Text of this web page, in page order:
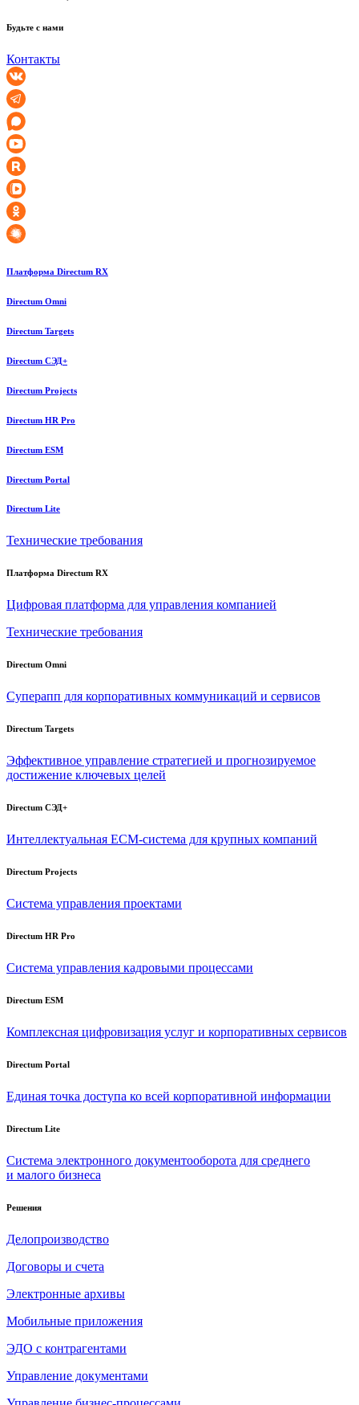
Будьте с нами
Контакты
Платформа Directum RX
Directum Omni
Directum Targets
Directum СЭД+
Directum Projects
Directum HR Pro
Directum ESM
Directum Portal
Directum Lite
Технические требования
Платформа Directum RX
Цифровая платформа для управления компанией
Технические требования
Directum Omni
Суперапп для корпоративных коммуникаций и сервисов
Directum Targets
Эффективное управление стратегией и прогнозируемое
достижение ключевых целей
Directum СЭД+
Интеллектуальная ECM-система для крупных компаний
Directum Projects
Система управления проектами
Directum HR Pro
Система управления кадровыми процессами
Directum ESM
Комплексная цифровизация услуг и корпоративных сервисов
Directum Portal
Единая точка доступа ко всей корпоративной информации
Directum Lite
Система электронного документооборота для среднего
и малого бизнеса
Решения
Делопроизводство
Договоры и счета
Электронные архивы
Мобильные приложения
ЭДО с контрагентами
Управление документами